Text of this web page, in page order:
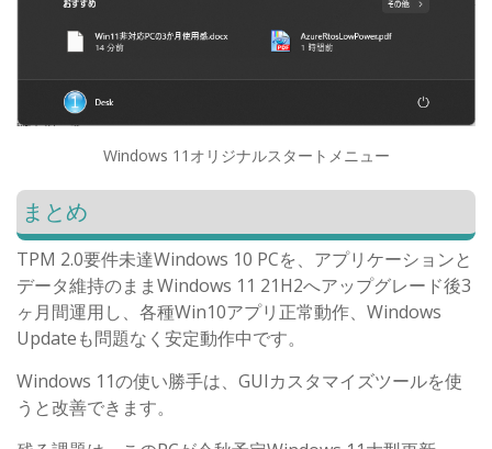
Windows 11オリジナルスタートメニュー
まとめ
TPM 2.0要件未達Windows 10 PCを、アプリケーションと
データ維持のままWindows 11 21H2へアップグレード後3
ヶ月間運用し、各種Win10アプリ正常動作、Windows
Updateも問題なく安定動作中です。
Windows 11の使い勝手は、GUIカスタマイズツールを使
うと改善できます。